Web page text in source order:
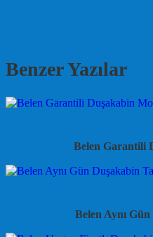
Benzer Yazılar
Belen Garantili
Belen Aynı